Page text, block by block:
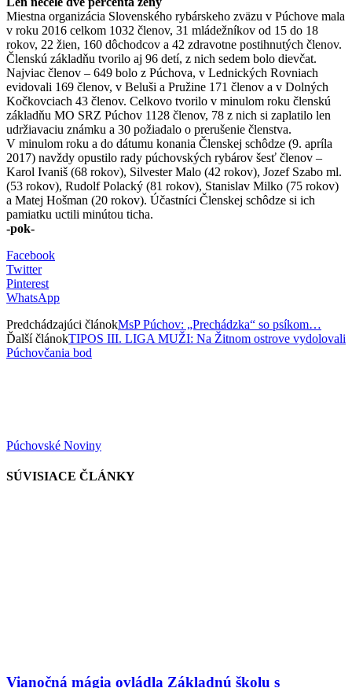
Miestna organizácia Slovenského rybárskeho zväzu v Púchove mala
v roku 2016 celkom 1032 členov, 31 mládežníkov od 15 do 18
rokov, 22 žien, 160 dôchodcov a 42 zdravotne postihnutých členov.
Členskú základňu tvorilo aj 96 detí, z nich sedem bolo dievčat.
Najviac členov – 649 bolo z Púchova, v Lednických Rovniach
evidovali 169 členov, v Beluši a Pružine 171 členov a v Dolných
Kočkovciach 43 členov. Celkovo tvorilo v minulom roku členskú
základňu MO SRZ Púchov 1128 členov, 78 z nich si zaplatilo len
udržiavaciu známku a 30 požiadalo o prerušenie členstva.
V minulom roku a do dátumu konania Členskej schôdze (9. apríla
2017) navždy opustilo rady púchovských rybárov šesť členov –
Karol Ivaniš (68 rokov), Silvester Malo (42 rokov), Jozef Szabo ml.
(53 rokov), Rudolf Polacký (81 rokov), Stanislav Milko (75 rokov)
a Matej Hošman (20 rokov). Účastníci Členskej schôdze si ich
pamiatku uctili minútou ticha.
-pok-
Facebook
Twitter
Pinterest
WhatsApp
Predchádzajúci článokMsP Púchov: „Prechádzka“ so psíkom…
Ďalší článokTIPOS III. LIGA MUŽI: Na Žitnom ostrove vydolovali
Púchovčania bod
Púchovské Noviny
SÚVISIACE ČLÁNKY
Vianočná mágia ovládla Základnú školu s